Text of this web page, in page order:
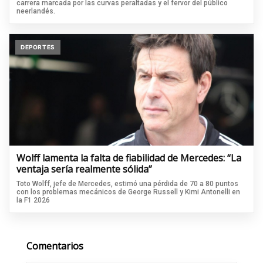
carrera marcada por las curvas peraltadas y el fervor del público
neerlandés.
DEPORTES
Wolff lamenta la falta de fiabilidad de Mercedes: “La
ventaja sería realmente sólida”
Toto Wolff, jefe de Mercedes, estimó una pérdida de 70 a 80 puntos
con los problemas mecánicos de George Russell y Kimi Antonelli en
la F1 2026
Comentarios